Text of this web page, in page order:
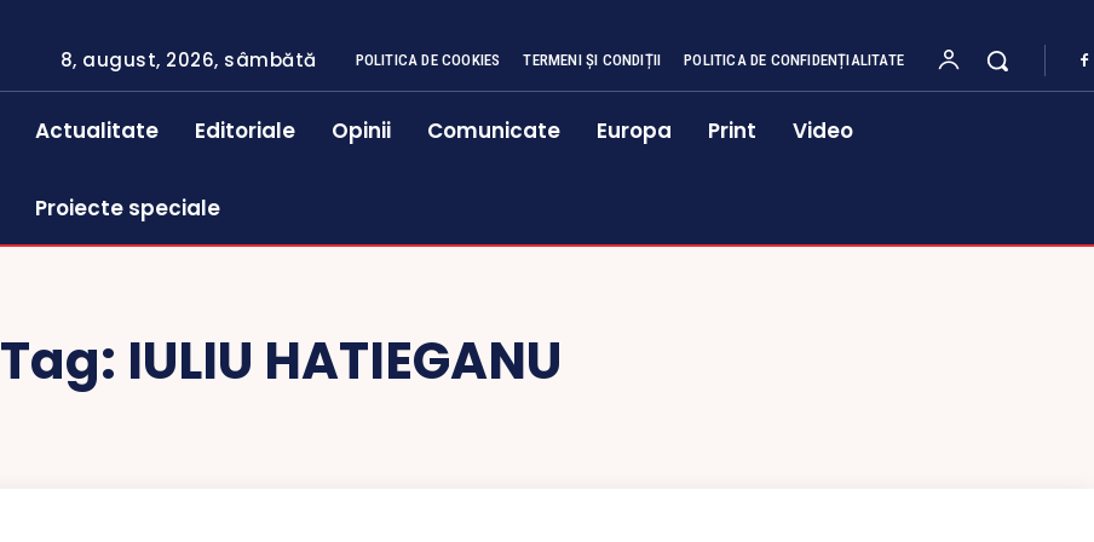
8, august, 2026, sâmbătă POLITICA DE COOKIES TERMENI ȘI CONDIȚII POLITICA DE CONFIDENȚIALITATE
Actualitate Editoriale Opinii Comunicate Europa Print Video
Proiecte speciale
Tag: IULIU HATIEGANU